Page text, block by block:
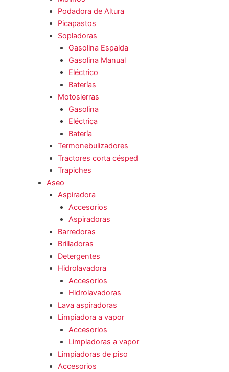
Podadora de Altura
Picapastos
Sopladoras
Gasolina Espalda
Gasolina Manual
Eléctrico
Baterías
Motosierras
Gasolina
Eléctrica
Batería
Termonebulizadores
Tractores corta césped
Trapiches
Aseo
Aspiradora
Accesorios
Aspiradoras
Barredoras
Brilladoras
Detergentes
Hidrolavadora
Accesorios
Hidrolavadoras
Lava aspiradoras
Limpiadora a vapor
Accesorios
Limpiadoras a vapor
Limpiadoras de piso
Accesorios